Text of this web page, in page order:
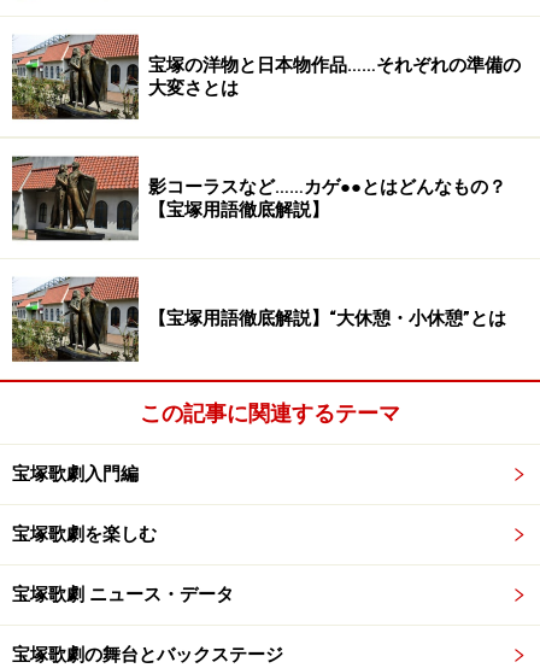
ちょっと緊張気味。それが初々しく可愛らしいのです。
私の予科生の時のすみれ売りの思い出は……
「袴が一人でちゃんと着られなくて、本科生の方に手伝
っていただいた。」
「初めてする化粧がとんでもない（！）ことになり、本
科生の方に直していただいた。」
「髪に付ける緑のリボンを持っていなくて、本科生の方
が貸して下さった。」
と……本科生にお世話になりっぱなしでしたっけ。
でも緊張の中にも、音楽学校の生徒として初めて人前に
募金活動であると共に、宝塚ファンの方々に対しては未
皆さんも機会があれば、ぜひ。
日程は毎年違います。宝塚音楽学校サイト
に掲載されま
すので、それをご確認下さいませ。
宝塚の洋物と日本物作品……それぞれの準備の
大変さとは
影コーラスなど……カゲ●●とはどんなもの？
【宝塚用語徹底解説】
【宝塚用語徹底解説】“大休憩・小休憩”とは
この記事に関連するテーマ
宝塚歌劇入門編
宝塚歌劇を楽しむ
宝塚歌劇 ニュース・データ
宝塚歌劇の舞台とバックステージ